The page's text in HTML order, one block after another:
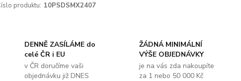
produktu: 10PSDSMX2407
DENNĚ ZASÍLÁME do
celé ČR i EU
v ČR doručíme vaši
objednávku již DNES
ŽÁDNÁ MINIMÁLNÍ
VÝŠE OBJEDNÁVKY
je na vás zda nakoupíte
za 1 nebo 50 000 Kč